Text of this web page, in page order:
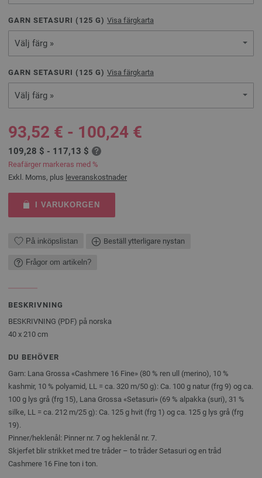
GARN SETASURI ( 125 G) Visa färgkarta
Välj färg »
GARN SETASURI ( 125 G) Visa färgkarta
Välj färg »
93,52 € - 100,24 €
109,28 $ - 117,13 $
Reafärger markeras med %
Exkl. Moms, plus leveranskostnader
I VARUKORGEN
På inköpslistan Beställ ytterligare nystan
Frågor om artikeln?
BESKRIVNING
BESKRIVNING (PDF) på norska
40 x 210 cm
DU BEHÖVER
Garn: Lana Grossa «Cashmere 16 Fine» (80 % ren ull (merino), 10 %
kashmir, 10 % polyamid, LL = ca. 320 m/50 g): Ca. 100 g natur (frg 9) og ca.
100 g lys grå (frg 15), Lana Grossa «Setasuri» (69 % alpakka (suri), 31 %
silke, LL = ca. 212 m/25 g): Ca. 125 g hvit (frg 1) og ca. 125 g lys grå (frg
19).
Pinner/heklenål: Pinner nr. 7 og heklenål nr. 7.
Skjerfet blir strikket med tre tråder – to tråder Setasuri og en tråd
Cashmere 16 Fine ton i ton.